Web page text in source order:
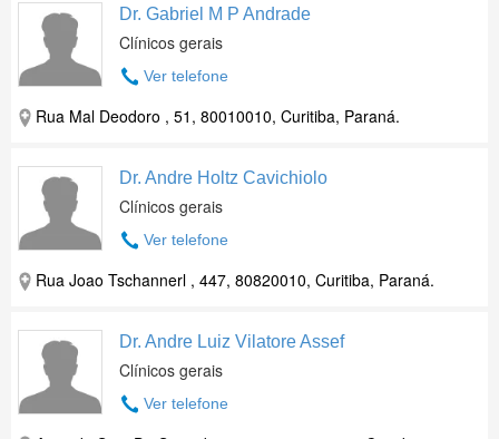
Dr. Gabriel M P Andrade
Clínicos gerais
Ver telefone
Rua Mal Deodoro , 51, 80010010, Curitiba, Paraná.
Dr. Andre Holtz Cavichiolo
Clínicos gerais
Ver telefone
Rua Joao Tschannerl , 447, 80820010, Curitiba, Paraná.
Dr. Andre Luiz Vilatore Assef
Clínicos gerais
Ver telefone